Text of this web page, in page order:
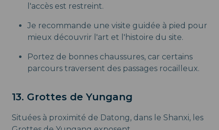
l'accès est restreint.
Je recommande une visite guidée à pied pour
mieux découvrir l'art et l'histoire du site.
Portez de bonnes chaussures, car certains
parcours traversent des passages rocailleux.
13. Grottes de Yungang
Situées à proximité de Datong, dans le Shanxi, les